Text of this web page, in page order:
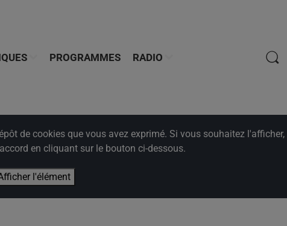
PROGRAMMES RADIO
de cookies que vous avez exprimé. Si vous souhaitez l'afficher,
en cliquant sur le bouton ci-dessous.
l'élément